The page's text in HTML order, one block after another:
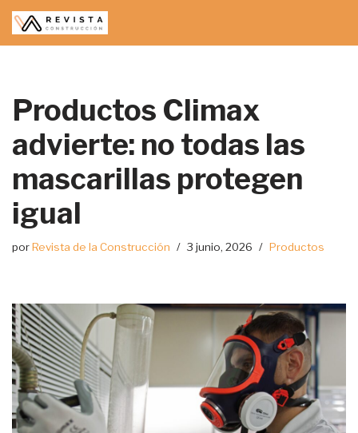
Saltar
Productos Climax
advierte: no todas las
mascarillas protegen
igual
porRevista de la Construcción 3 junio, 2026 Productos